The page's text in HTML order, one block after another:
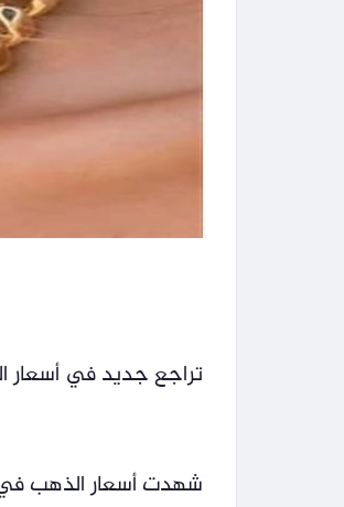
تراجع جديد في أسعار